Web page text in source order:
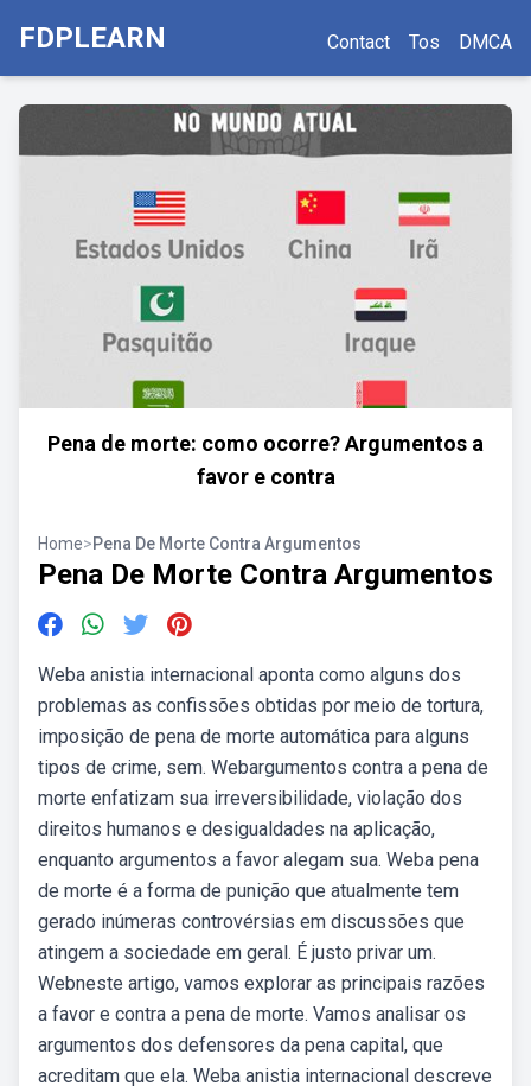
FDPLEARN Contact Tos DMCA
Pena de morte: como ocorre? Argumentos a
favor e contra
Home>Pena De Morte Contra Argumentos
Pena De Morte Contra Argumentos
Weba anistia internacional aponta como alguns dos
problemas as confissões obtidas por meio de tortura,
imposição de pena de morte automática para alguns
tipos de crime, sem. Webargumentos contra a pena de
morte enfatizam sua irreversibilidade, violação dos
direitos humanos e desigualdades na aplicação,
enquanto argumentos a favor alegam sua. Weba pena
de morte é a forma de punição que atualmente tem
gerado inúmeras controvérsias em discussões que
atingem a sociedade em geral. É justo privar um.
Webneste artigo, vamos explorar as principais razões
a favor e contra a pena de morte. Vamos analisar os
argumentos dos defensores da pena capital, que
acreditam que ela. Weba anistia internacional descreve